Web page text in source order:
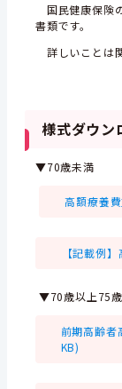
国民健康保険
書類です。
詳しいことは
様式ダウン
▼70歳未満
高額療養
【記載例
▼70歳以上75
前期高齢
KB)